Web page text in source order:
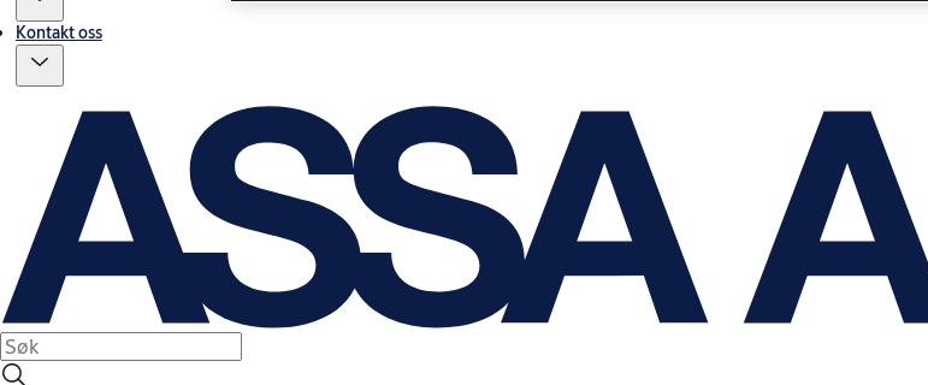
Kontakt oss